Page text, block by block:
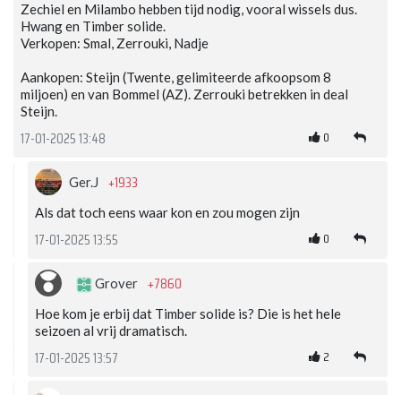
Zechiel en Milambo hebben tijd nodig, vooral wissels dus.
Hwang en Timber solide.
Verkopen: Smal, Zerrouki, Nadje
Aankopen: Steijn (Twente, gelimiteerde afkoopsom 8
miljoen) en van Bommel (AZ). Zerrouki betrekken in deal
Steijn.
17-01-2025 13:48 0
Ger.J +1933
Als dat toch eens waar kon en zou mogen zijn
17-01-2025 13:55 0
Grover +7860
Hoe kom je erbij dat Timber solide is? Die is het hele
seizoen al vrij dramatisch.
17-01-2025 13:57 2